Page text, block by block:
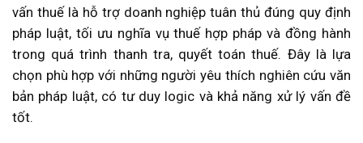
vấn thuế là hỗ trợ doanh nghiệp tuân thủ đúng quy định
pháp luật, tối ưu nghĩa vụ thuế hợp pháp và đồng hành
trong quá trình thanh tra, quyết toán thuế. Đây là lựa
chọn phù hợp với những người yêu thích nghiên cứu văn
bản pháp luật, có tư duy logic và khả năng xử lý vấn đề
tốt.